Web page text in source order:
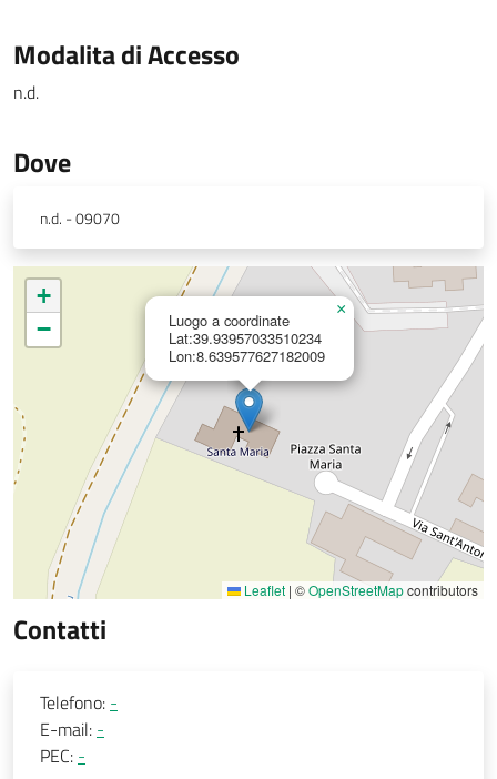
Modalita di Accesso
n.d.
Dove
n.d. - 09070
Luogo a coordinate
Lat:39.93957033510234
Lon:8.639577627182009
×
+
−
Leaflet | ©OpenStreetMapcontributors
Contatti
Telefono: -
E-mail: -
PEC: -